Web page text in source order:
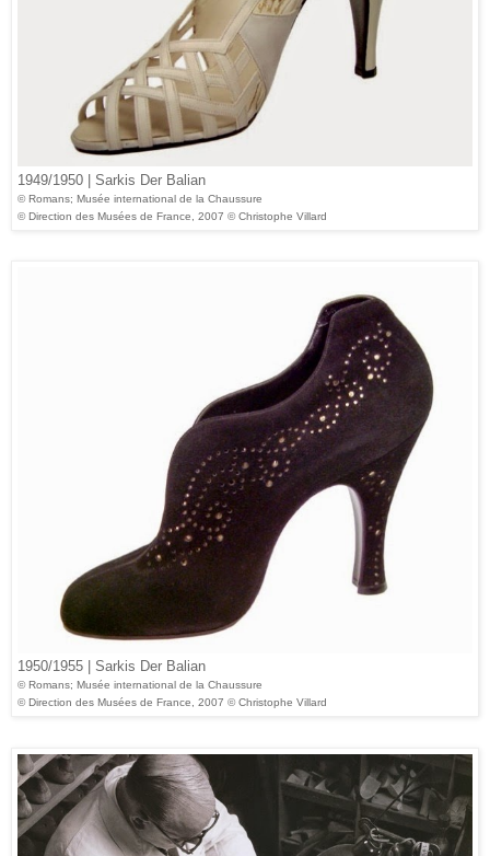
1949/1950 | Sarkis Der Balian
© Romans; Musée international de la Chaussure
© Direction des Musées de France, 2007 © Christophe Villard
1950/1955 | Sarkis Der Balian
© Romans; Musée international de la Chaussure
© Direction des Musées de France, 2007 © Christophe Villard